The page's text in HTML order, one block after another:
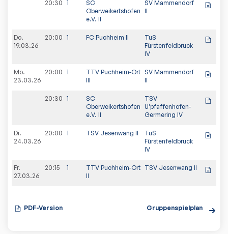
20:30 1
SC
Oberweikertshofen
e.V. II
SV Mammendorf
II
Do.
19.03.26
20:00 1 FC Puchheim II
TuS
Fürstenfeldbruck
IV
Mo.
23.03.26
20:00 1
TTV Puchheim-Ort
III
SV Mammendorf
II
20:30 1
SC
Oberweikertshofen
e.V. II
TSV
U'pfaffenhofen-
Germering IV
Di.
24.03.26
20:00 1 TSV Jesenwang II
TuS
Fürstenfeldbruck
IV
Fr.
27.03.26
20:15 1
TTV Puchheim-Ort
II
TSV Jesenwang II
PDF-Version Gruppenspielplan